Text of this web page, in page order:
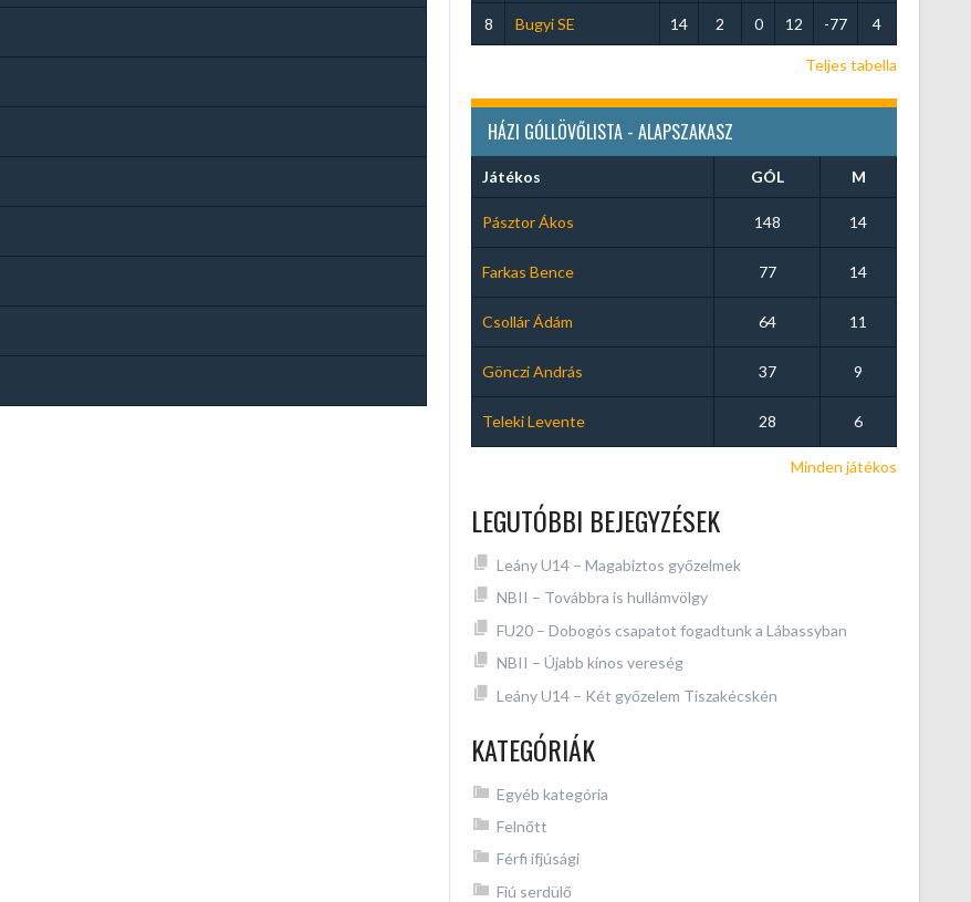
8 Bugyi SE 14 2 0 12 -77 4
Teljes tabella
HÁZI GÓLLÖVŐLISTA - ALAPSZAKASZ
Játékos GÓL M
Pásztor Ákos 148 14
Farkas Bence 77 14
Csollár Ádám 64 11
Gönczi András 37 9
Teleki Levente 28 6
Minden játékos
LEGUTÓBBI BEJEGYZÉSEK
Leány U14 – Magabiztos győzelmek
NBII – Továbbra is hullámvölgy
FU20 – Dobogós csapatot fogadtunk a Lábassyban
NBII – Újabb kínos vereség
Leány U14 – Két győzelem Tiszakécskén
KATEGÓRIÁK
Egyéb kategória
Felnőtt
Férfi ifjúsági
Fiú serdülő